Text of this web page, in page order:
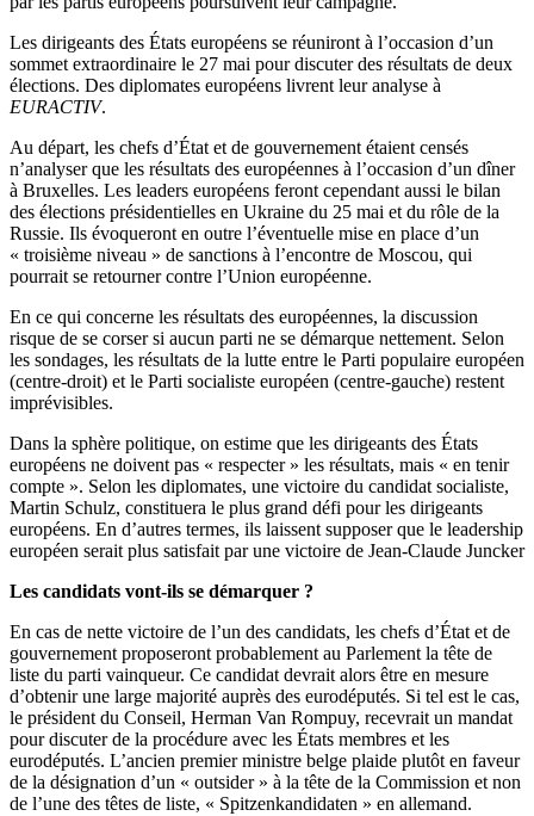
Les dirigeants des États européens se réuniront à l’occasion d’un
sommet extraordinaire le 27 mai pour discuter des résultats de deux
élections. Des diplomates européens livrent leur analyse à
EURACTIV.
Au départ, les chefs d’État et de gouvernement étaient censés
n’analyser que les résultats des européennes à l’occasion d’un dîner
à Bruxelles. Les leaders européens feront cependant aussi le bilan
des élections présidentielles en Ukraine du 25 mai et du rôle de la
Russie. Ils évoqueront en outre l’éventuelle mise en place d’un
« troisième niveau » de sanctions à l’encontre de Moscou, qui
pourrait se retourner contre l’Union européenne.
En ce qui concerne les résultats des européennes, la discussion
risque de se corser si aucun parti ne se démarque nettement. Selon
les sondages, les résultats de la lutte entre le Parti populaire européen
(centre-droit) et le Parti socialiste européen (centre-gauche) restent
imprévisibles.
Dans la sphère politique, on estime que les dirigeants des États
européens ne doivent pas « respecter » les résultats, mais « en tenir
compte ». Selon les diplomates, une victoire du candidat socialiste,
Martin Schulz, constituera le plus grand défi pour les dirigeants
européens. En d’autres termes, ils laissent supposer que le leadership
européen serait plus satisfait par une victoire de Jean-Claude Juncker
Les candidats vont-ils se démarquer ?
En cas de nette victoire de l’un des candidats, les chefs d’État et de
gouvernement proposeront probablement au Parlement la tête de
liste du parti vainqueur. Ce candidat devrait alors être en mesure
d’obtenir une large majorité auprès des eurodéputés. Si tel est le cas,
le président du Conseil, Herman Van Rompuy, recevrait un mandat
pour discuter de la procédure avec les États membres et les
eurodéputés. L’ancien premier ministre belge plaide plutôt en faveur
de la désignation d’un « outsider » à la tête de la Commission et non
de l’une des têtes de liste, « Spitzenkandidaten » en allemand.